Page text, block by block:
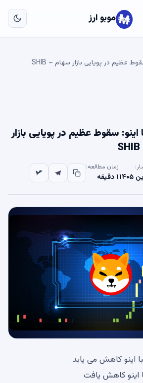
موبو ارز
+137 میلیارد شیبا اینو: سقوط عظیم در پویایی بازار سهام SHIB –
اینو: سقوط عظیم در پویایی بازار
زمان مطالعه:
۱ دقیقه
اینو کاهش می یابد
کاهش یافت